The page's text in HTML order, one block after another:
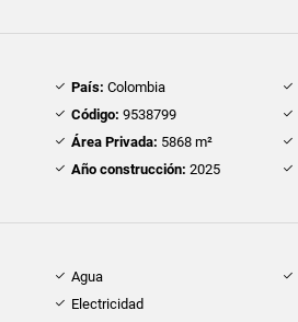
País: Colombia
Código: 9538799
Área Privada: 5868 m²
Año construcción: 2025
Agua
Electricidad